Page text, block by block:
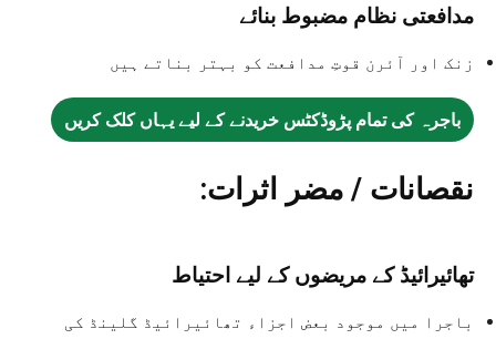
مدافعتی نظام مضبوط بنائے
زنک اور آئرن قوتِ مدافعت کو بہتر بناتے ہیں
باجرہ کی تمام پڑوڈکٹس خریدنے کے لیے یہاں کلک کریں
نقصانات / مضر اثرات:
تھائیرائیڈ کے مریضوں کے لیے احتیاط
باجرا میں موجود بعض اجزاء تھائیرائیڈ گلینڈ کی